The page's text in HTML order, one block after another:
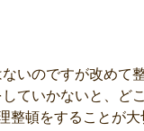
いのですが改めて
ていかないと、ど
整頓をすることが